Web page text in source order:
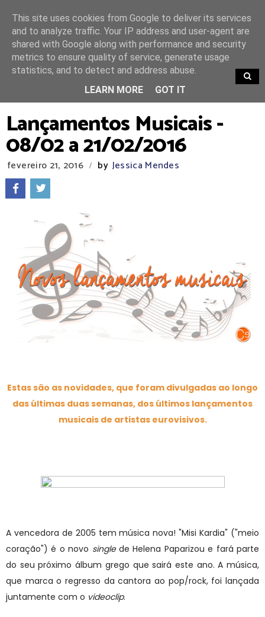
TRENDING
Lançamentos Musicais -
08/02 a 21/02/2016
fevereiro 21, 2016 / by Jessica Mendes
Estas são as novidades, que foram divulgadas ao longo
das últimas duas semanas, dos últimos lançamentos
musicais de artistas eurovisivos.
A vencedora de 2005 tem música nova! "Misi Kardia" ("meio
coração") é o novo singlede Helena Paparizou e fará parte
do seu próximo álbum grego que sairá este ano. A música,
que marca o regresso da cantora ao pop/rock, foi lançada
juntamente com o videoclip.
This site uses cookies from Google to deliver its services
and to analyze traffic. Your IP address and user-agent are
shared with Google along with performance and security
metrics to ensure quality of service, generate usage
statistics, and to detect and address abuse.
LEARN MORE
GOT IT